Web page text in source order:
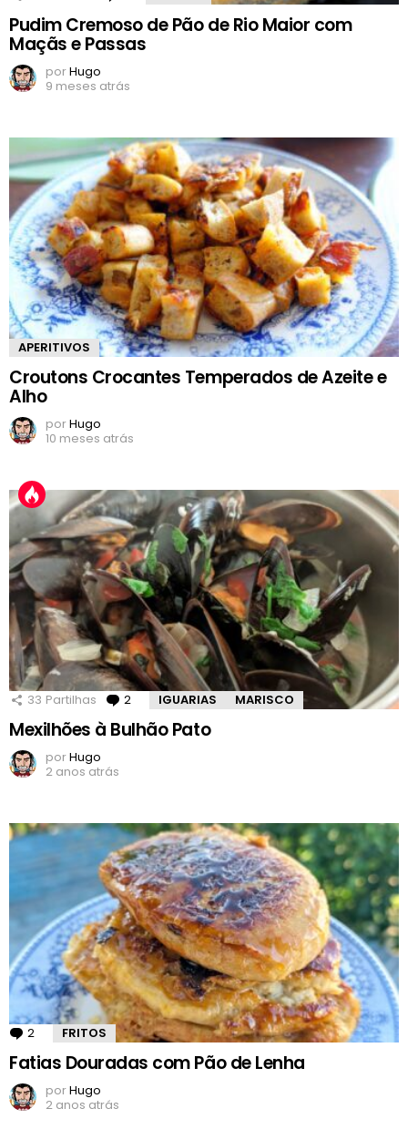
Pudim Cremoso de Pão de Rio Maior com
Maçãs e Passas
porHugo
9 meses atrás
APERITIVOS
Croutons Crocantes Temperados de Azeite e
Alho
porHugo
10 meses atrás
33 Partilhas 2 Comentários
IGUARIAS MARISCO
Mexilhões à Bulhão Pato
porHugo
2 anos atrás
2 Comentários
FRITOS
Fatias Douradas com Pão de Lenha
porHugo
2 anos atrás